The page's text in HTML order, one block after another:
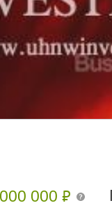
000₽